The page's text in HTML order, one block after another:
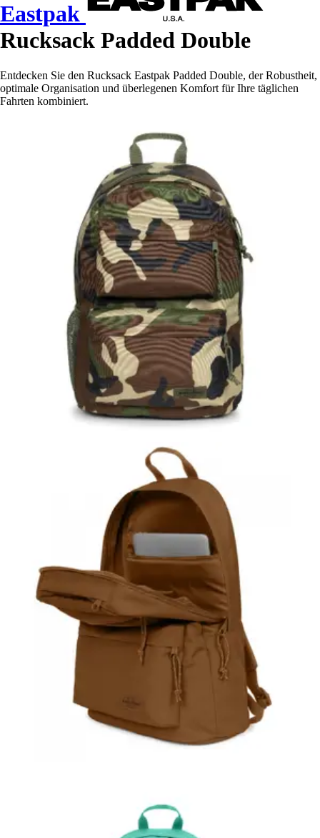
Eastpak
Rucksack Padded Double
Entdecken Sie den Rucksack Eastpak Padded Double, der Robustheit,
optimale Organisation und überlegenen Komfort für Ihre täglichen
Fahrten kombiniert.